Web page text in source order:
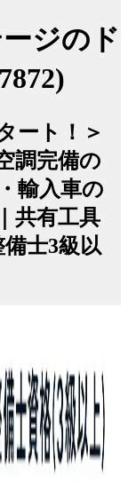
ジのド
ート！＞
調完備の
輸入車の
共有工具
士3級以